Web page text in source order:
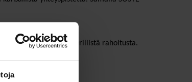
ole osoitettu erillistä rahoitusta.
saavuttaa.